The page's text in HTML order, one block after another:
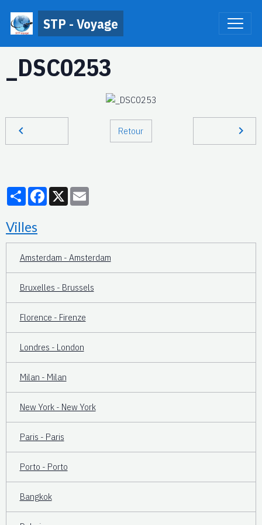
STP - Voyage
_DSC0253
Retour
PartagerFacebook
X
Villes
Amsterdam - Amsterdam
Bruxelles - Brussels
Florence - Firenze
Londres - London
Milan - Milan
New York - New York
Paris - Paris
Porto - Porto
Bangkok